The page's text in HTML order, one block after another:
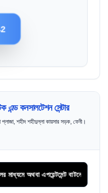
এন্ড কনসালটেশন সেন্টার
প্লাজা, শহীদ শহীদুল্লা কায়সার সড়ক, ফেনী।
এপয়েন্টমেন্ট বাটনে ক্লিক করে